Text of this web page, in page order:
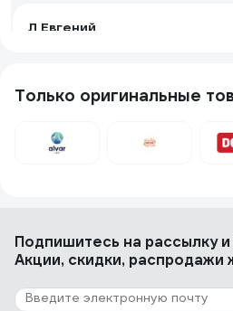
Л Евгений
Отзыв о HARDY 0111-994825
приличный слой шпаклёвки за
вероятность протиров в
сохраняет запястья от
Только оригинальные
Подпишитесь на рассылкуи
Акции, скидки, распродажи